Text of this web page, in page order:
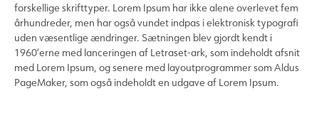
forskellige skrifttyper. Lorem Ipsum har ikke alene overlevet fem
århundreder, men har også vundet indpas i elektronisk typografi
uden væsentlige ændringer. Sætningen blev gjordt kendt i
1960’erne med lanceringen af Letraset-ark, som indeholdt afsnit
med Lorem Ipsum, og senere med layoutprogrammer som Aldus
PageMaker, som også indeholdt en udgave af Lorem Ipsum.